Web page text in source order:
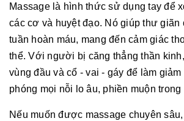
Massage là hình thức sử dụng tay để
các cơ và huyệt đạo. Nó giúp thư giãn
tuần hoàn máu, mang đến cảm giác
thể. Với người bị căng thẳng thần
vùng đầu và cổ - vai - gáy để làm
phóng mọi nỗi lo âu, phiền muộn trong
Nếu muốn được massage chuyên